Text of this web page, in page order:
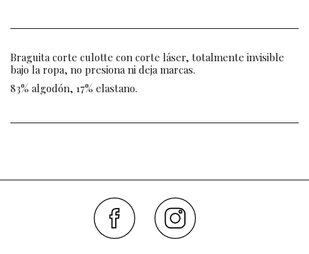
Braguita corte culotte con corte láser, totalmente invisible
bajo la ropa, no presiona ni deja marcas.
83% algodón, 17% elastano.